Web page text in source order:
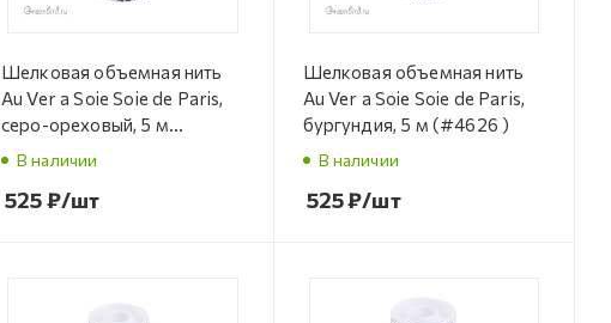
Шелковая объемная нить
Au Ver a Soie Soie de Paris,
серо-ореховый, 5 м
(#4535)
В наличии
525₽/шт
Шелковая объемная нить
Au Ver a Soie Soie de Paris,
бургундия, 5 м (#4626 )
В наличии
525₽/шт